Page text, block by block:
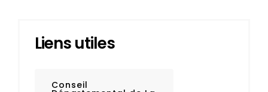
Liens utiles
Conseil